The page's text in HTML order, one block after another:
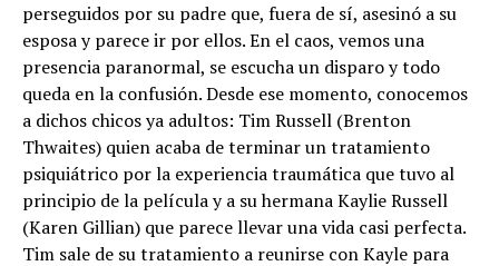
perseguidos por su padre que, fuera de sí, asesinó a su
esposa y parece ir por ellos. En el caos, vemos una
presencia paranormal, se escucha un disparo y todo
queda en la confusión. Desde ese momento, conocemos
a dichos chicos ya adultos: Tim Russell (Brenton
Thwaites) quien acaba de terminar un tratamiento
psiquiátrico por la experiencia traumática que tuvo al
principio de la película y a su hermana Kaylie Russell
(Karen Gillian) que parece llevar una vida casi perfecta.
Tim sale de su tratamiento a reunirse con Kayle para